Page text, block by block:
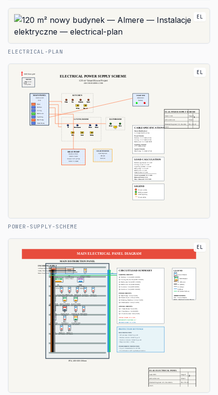
EL
ELECTRICAL-PLAN
EL
POWER-SUPPLY-SCHEME
EL